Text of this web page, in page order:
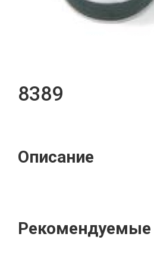
8389
Описание
Рекомендуемые